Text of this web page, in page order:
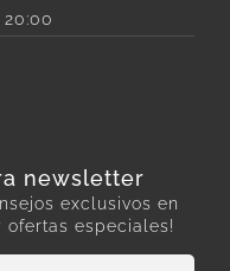
20:00
newsletter
exclusivos en
especiales!